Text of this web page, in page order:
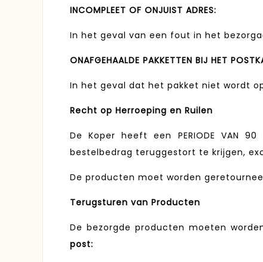
INCOMPLEET OF ONJUIST ADRES:
In het geval van een fout in het
ONAFGEHAALDE PAKKETTEN BIJ HET
In het geval dat het pakket niet wordt
Recht op Herroeping en Ruilen
De Koper heeft een PERIODE VAN
bestelbedrag teruggestort te krijgen,
De producten moet worden
Terugsturen van Producten
De bezorgde producten moeten
post: